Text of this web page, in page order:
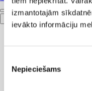
izmantotajām
ievākto informāciju
izvēle
Nepieciešams